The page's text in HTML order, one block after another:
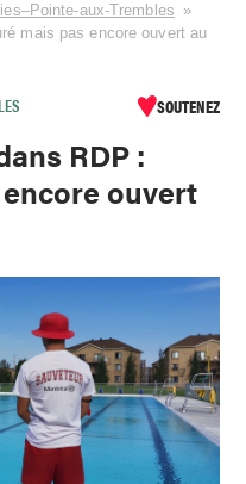
aux-Trembles »
mais pas encore ouvert au
SOUTENEZ
RDP :
ouvert